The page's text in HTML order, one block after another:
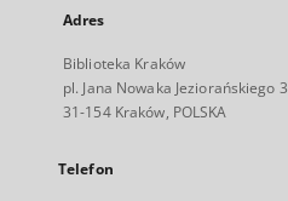
Adres
Biblioteka Kraków
pl. Jana Nowaka Jeziorańskiego 3
31-154 Kraków, POLSKA
Telefon